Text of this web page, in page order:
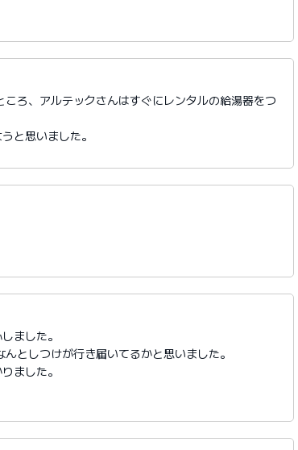
ろ、アルテックさんはすぐにレンタルの給湯器をつ
と思いました。
ました。
としつけが行き届いてるかと思いました。
ました。